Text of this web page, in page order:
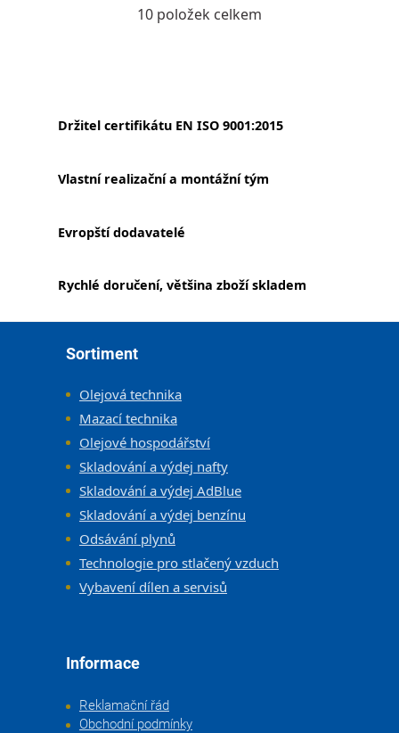
Ovládací prvky výpisu
10 položek celkem
Držitel certifikátu EN ISO 9001:2015
Vlastní realizační a montážní tým
Evropští dodavatelé
Rychlé doručení, většina zboží skladem
Sortiment
Olejová technika
Mazací technika
Olejové hospodářství
Skladování a výdej nafty
Skladování a výdej AdBlue
Skladování a výdej benzínu
Odsávání plynů
Technologie pro stlačený vzduch
Vybavení dílen a servisů
Informace
Reklamační řád
Obchodní podmínky